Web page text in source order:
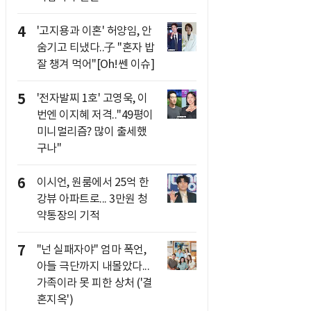
4
'고지용과 이혼' 허양임, 안
숨기고 티냈다..子 "혼자 밥
잘 챙겨 먹어"[Oh!쎈 이슈]
5
'전자발찌 1호' 고영욱, 이
번엔 이지혜 저격.."49평이
미니멀리즘? 많이 출세했
구나"
6
이시언, 원룸에서 25억 한
강뷰 아파트로... 3만원 청
약통장의 기적
7
"넌 실패자야" 엄마 폭언,
아들 극단까지 내몰았다...
가족이라 못 피한 상처 ('결
혼지옥')